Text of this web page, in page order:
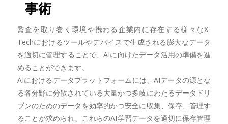
事術
監査を取り巻く環境や携わる企業内に存在する様々なX-
Techにおけるツールやデバイスで生成される膨大なデータ
を適切に管理することで、AIに向けたデータ活用の準備を進
めることができます。
AIにおけるデータプラットフォームには、AIデータの源とな
る各分野に分散されている大量かつ多岐にわたるデータドリ
ブンのためのデータを効率的かつ安全に収集、保存、管理す
ることが求められ、これらのAI学習データを適切に保存管理